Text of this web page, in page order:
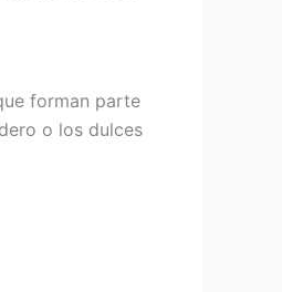
forman parte
o los dulces